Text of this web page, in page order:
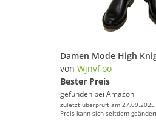
von Wjnvfioo
Bester Preis
gefunden bei Amazon
zuletzt überprüft am
Preis kann sich seitdem